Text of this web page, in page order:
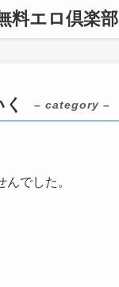
料エロ倶楽部
– category –
でした。